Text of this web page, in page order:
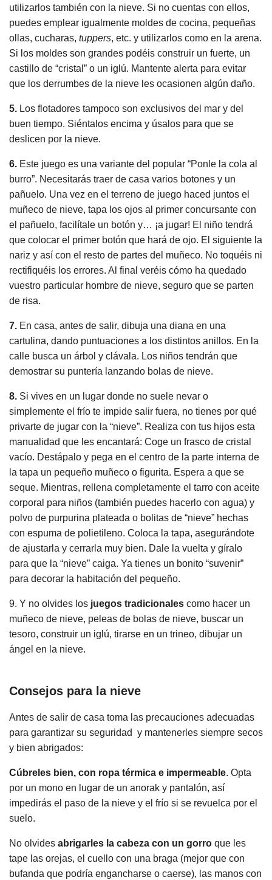
utilizarlos también con la nieve. Si no cuentas con ellos,
puedes emplear igualmente moldes de cocina, pequeñas
ollas, cucharas, tuppers, etc. y utilizarlos como en la arena.
Si los moldes son grandes podéis construir un fuerte, un
castillo de “cristal” o un iglú. Mantente alerta para evitar
que los derrumbes de la nieve les ocasionen algún daño.
5. Los flotadores tampoco son exclusivos del mar y del
buen tiempo. Siéntalos encima y úsalos para que se
deslicen por la nieve.
6. Este juego es una variante del popular “Ponle la cola al
burro”. Necesitarás traer de casa varios botones y un
pañuelo. Una vez en el terreno de juego haced juntos el
muñeco de nieve, tapa los ojos al primer concursante con
el pañuelo, facilítale un botón y… ¡a jugar! El niño tendrá
que colocar el primer botón que hará de ojo. El siguiente la
nariz y así con el resto de partes del muñeco. No toquéis ni
rectifiquéis los errores. Al final veréis cómo ha quedado
vuestro particular hombre de nieve, seguro que se parten
de risa.
7. En casa, antes de salir, dibuja una diana en una
cartulina, dando puntuaciones a los distintos anillos. En la
calle busca un árbol y clávala. Los niños tendrán que
demostrar su puntería lanzando bolas de nieve.
8. Si vives en un lugar donde no suele nevar o
simplemente el frío te impide salir fuera, no tienes por qué
privarte de jugar con la “nieve”. Realiza con tus hijos esta
manualidad que les encantará: Coge un frasco de cristal
vacío. Destápalo y pega en el centro de la parte interna de
la tapa un pequeño muñeco o figurita. Espera a que se
seque. Mientras, rellena completamente el tarro con aceite
corporal para niños (también puedes hacerlo con agua) y
polvo de purpurina plateada o bolitas de “nieve” hechas
con espuma de polietileno. Coloca la tapa, asegurándote
de ajustarla y cerrarla muy bien. Dale la vuelta y gíralo
para que la “nieve” caiga. Ya tienes un bonito “suvenir”
para decorar la habitación del pequeño.
9. Y no olvides los juegos tradicionales como hacer un
muñeco de nieve, peleas de bolas de nieve, buscar un
tesoro, construir un iglú, tirarse en un trineo, dibujar un
ángel en la nieve.
Consejos para la nieve
Antes de salir de casa toma las precauciones adecuadas
para garantizar su seguridad y mantenerles siempre secos
y bien abrigados:
Cúbreles bien, con ropa térmica e impermeable. Opta
por un mono en lugar de un anorak y pantalón, así
impedirás el paso de la nieve y el frío si se revuelca por el
suelo.
No olvides abrigarles la cabeza con un gorro que les
tape las orejas, el cuello con una braga (mejor que con
bufanda que podría engancharse o caerse), las manos con